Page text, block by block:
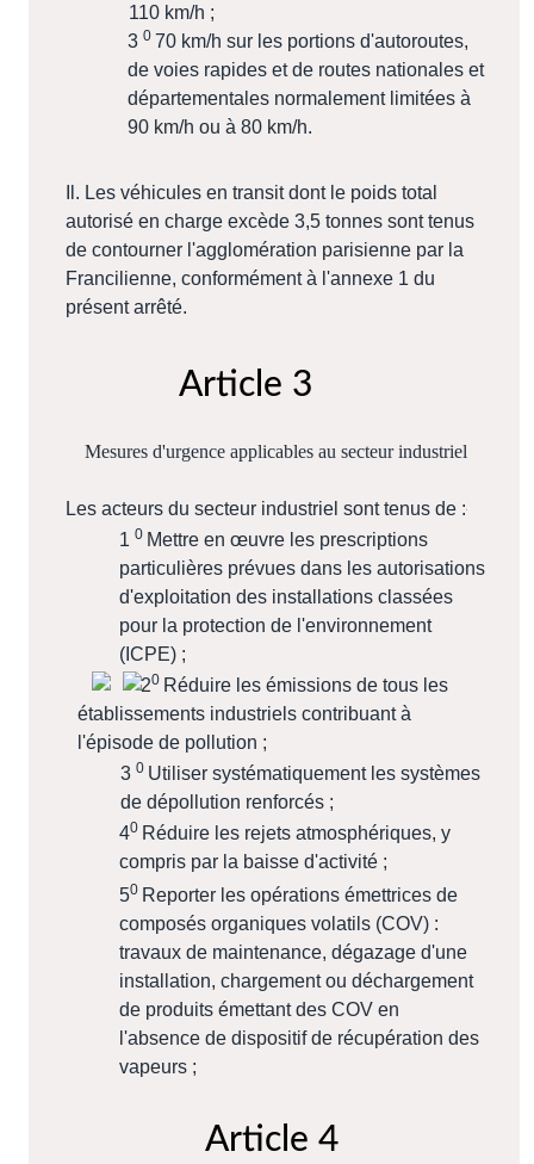
110 km/h ;
3 0 70 km/h sur les portions d'autoroutes,
de voies rapides et de routes nationales et
départementales normalement limitées à
90 km/h ou à 80 km/h.
Il. Les véhicules en transit dont le poids total
autorisé en charge excède 3,5 tonnes sont tenus
de contourner l'agglomération parisienne par la
Francilienne, conformément à l'annexe 1 du
présent arrêté.
Article 3
Mesures d'urgence applicables au secteur industriel
Les acteurs du secteur industriel sont tenus de :
10 Mettre en œuvre les prescriptions
particulières prévues dans les autorisations
d'exploitation des installations classées
pour la protection de l'environnement
(ICPE) ;
20 Réduire les émissions de tous les
établissements industriels contribuant à
l'épisode de pollution ;
3 0 Utiliser systématiquement les systèmes
de dépollution renforcés ;
40 Réduire les rejets atmosphériques, y
compris par la baisse d'activité ;
50 Reporter les opérations émettrices de
composés organiques volatils (COV) :
travaux de maintenance, dégazage d'une
installation, chargement ou déchargement
de produits émettant des COV en
l'absence de dispositif de récupération des
vapeurs ;
Article 4